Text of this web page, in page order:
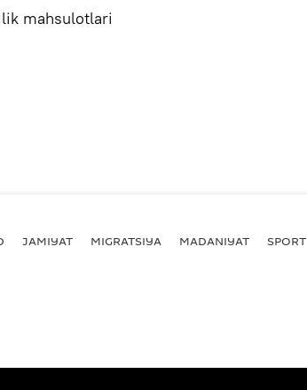
mahsulotlari
JAMIYAT MIGRATSIYA MADANIYAT SPORT